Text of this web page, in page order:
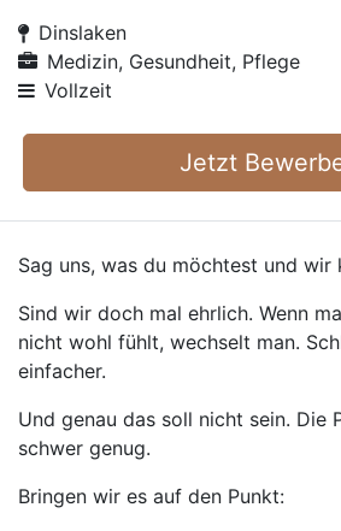
Dinslaken
Medizin, Gesundheit, Pflege
Vollzeit
Jetzt
Sag uns, was du möchtest und wir
Sind wir doch mal ehrlich. Wenn
nicht wohl fühlt, wechselt man.
einfacher.
Und genau das soll nicht sein. Die
schwer genug.
Bringen wir es auf den Punkt: